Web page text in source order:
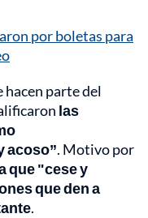
por boletas para
hacen parte del
las
acoso”. Motivo por
que "cese y
que den a
.